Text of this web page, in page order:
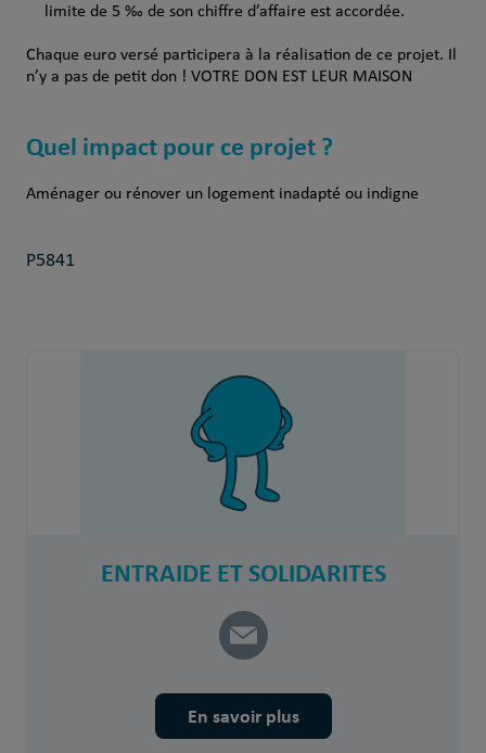
limite de 5 ‰ de son chiffre d’affaire est accordée.
Chaque euro versé participera à la réalisation de ce projet. Il
n’y a pas de petit don ! VOTRE DON EST LEUR MAISON
Quel impact pour ce projet ?
Aménager ou rénover un logement inadapté ou indigne
P5841
ENTRAIDE ET SOLIDARITES
En savoir plus